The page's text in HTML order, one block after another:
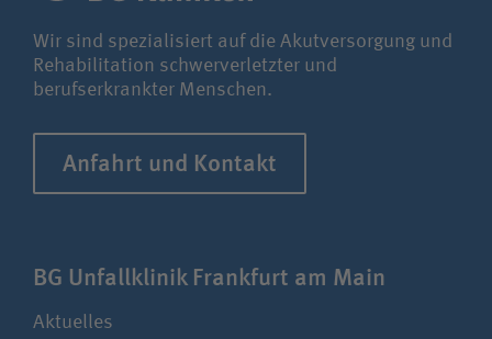
Wir sind spezialisiert auf die Akutversorgung und
Rehabilitation schwerverletzter und
berufserkrankter Menschen.
Anfahrt und Kontakt
BG Unfallklinik Frankfurt am Main
Aktuelles